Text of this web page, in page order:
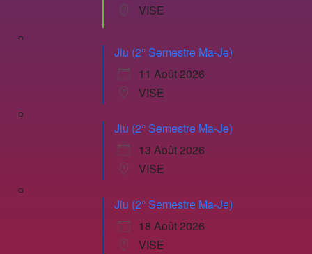
VISE
Jiu (2° Semestre Ma-Je)
11 Août 2026
VISE
Jiu (2° Semestre Ma-Je)
13 Août 2026
VISE
Jiu (2° Semestre Ma-Je)
18 Août 2026
VISE